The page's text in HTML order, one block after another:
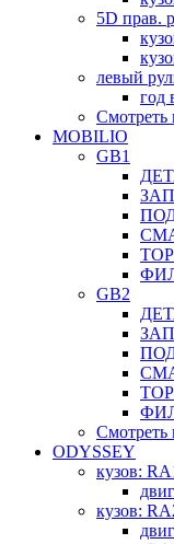
5D прав.
левый
год
Смотреть
MOBILIO
GB1
GB2
Смотреть
ODYSSEY
кузов:
кузов: